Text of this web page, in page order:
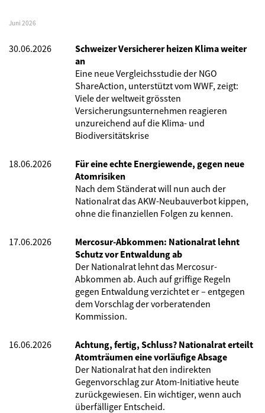
Juni 2026
30.06.2026
Schweizer Versicherer heizen Klima weiter
an
Eine neue Vergleichsstudie der NGO
ShareAction, unterstützt vom WWF, zeigt:
Viele der weltweit grössten
Versicherungsunternehmen reagieren
unzureichend auf die Klima- und
Biodiversitätskrise
18.06.2026
Für eine echte Energiewende, gegen neue
Atomrisiken
Nach dem Ständerat will nun auch der
Nationalrat das AKW-Neubauverbot kippen,
ohne die finanziellen Folgen zu kennen.
17.06.2026
Mercosur-Abkommen: Nationalrat lehnt
Schutz vor Entwaldung ab
Der Nationalrat lehnt das Mercosur-
Abkommen ab. Auch auf griffige Regeln
gegen Entwaldung verzichtet er – entgegen
dem Vorschlag der vorberatenden
Kommission.
16.06.2026
Achtung, fertig, Schluss? Nationalrat erteilt
Atomträumen eine vorläufige Absage
Der Nationalrat hat den indirekten
Gegenvorschlag zur Atom-Initiative heute
zurückgewiesen. Ein wichtiger, wenn auch
überfälliger Entscheid.